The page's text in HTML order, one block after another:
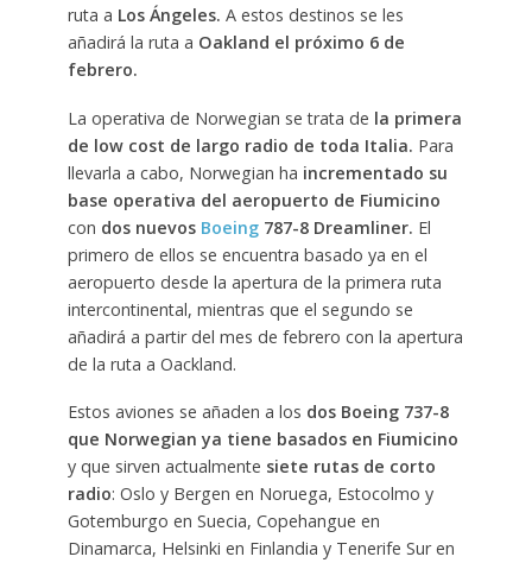
ruta a Los Ángeles. A estos destinos se les
añadirá la ruta a Oakland el próximo 6 de
febrero.
La operativa de Norwegian se trata de la primera
de low cost de largo radio de toda Italia. Para
llevarla a cabo, Norwegian ha incrementado su
base operativa del aeropuerto de Fiumicino
con dos nuevos Boeing 787-8 Dreamliner. El
primero de ellos se encuentra basado ya en el
aeropuerto desde la apertura de la primera ruta
intercontinental, mientras que el segundo se
añadirá a partir del mes de febrero con la apertura
de la ruta a Oackland.
Estos aviones se añaden a los dos Boeing 737-8
que Norwegian ya tiene basados en Fiumicino
y que sirven actualmente siete rutas de corto
radio: Oslo y Bergen en Noruega, Estocolmo y
Gotemburgo en Suecia, Copehangue en
Dinamarca, Helsinki en Finlandia y Tenerife Sur en